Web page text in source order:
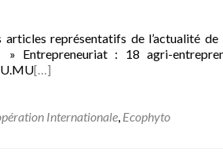
représentatifs de l’actualité de
Entrepreneuriat : 18 agri-
[…]
Internationale, Ecophyto